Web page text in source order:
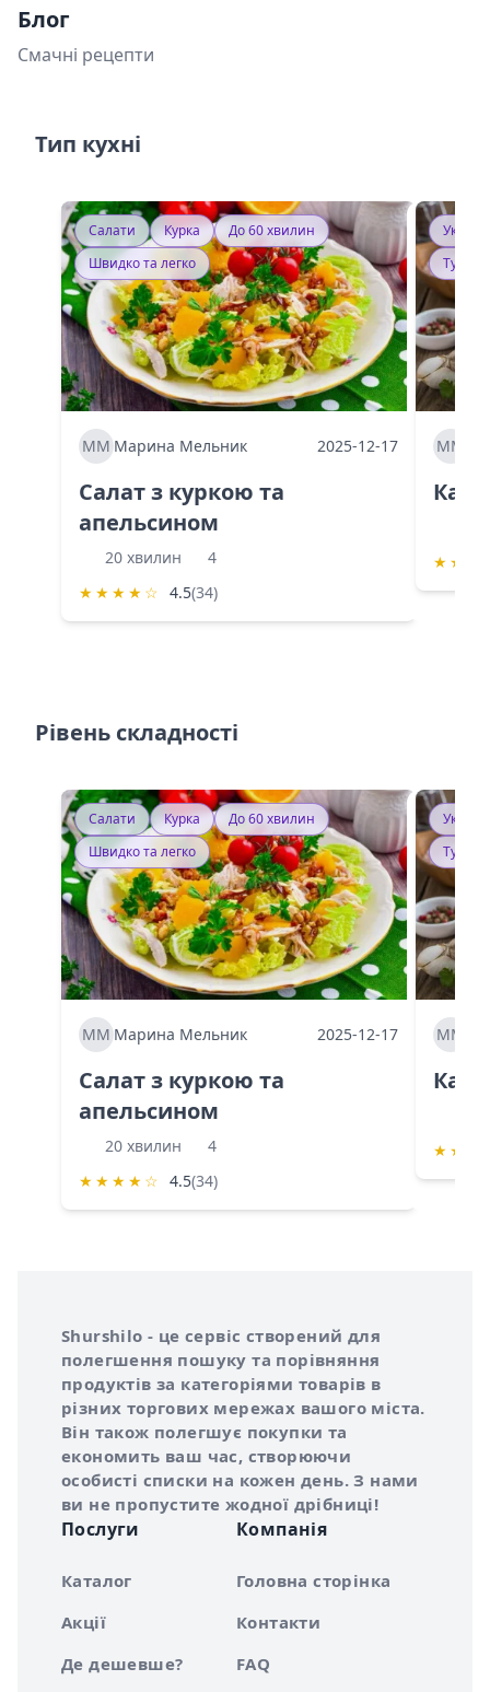
Блог
Смачні рецепти
Тип кухні
Салати Курка
До 60 хвилин
Швидко та легко
ММ Марина Мельник 2025-12-17
Салат з куркою та
апельсином
20 хвилин
4
★ ★ ★ ★ ☆ 4.5(34)
ММ
★ ★
Рівень складності
Салати Курка
До 60 хвилин
Швидко та легко
ММ Марина Мельник 2025-12-17
Салат з куркою та
апельсином
20 хвилин
4
★ ★ ★ ★ ☆ 4.5(34)
ММ
★ ★
Про сервіс Shurshilo
Shurshilo - це сервіс створений для
полегшення пошуку та порівняння
продуктів за категоріями товарів в
різних торгових мережах вашого міста.
Він також полегшує покупки та
економить ваш час, створюючи
особисті списки на кожен день. З нами
ви не пропустите жодної дрібниці!
Послуги
Каталог
Акції
Де дешевше?
Компанія
Головна сторінка
Контакти
FAQ